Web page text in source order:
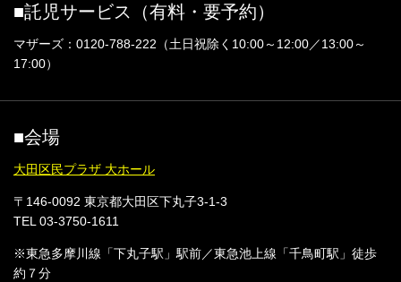
■託児サービス（有料・要予約）
マザーズ：0120-788-222（土日祝除く10:00～12:00／13:00～
17:00）
■会場
大田区民プラザ 大ホール
〒146-0092 東京都大田区下丸子3-1-3
TEL 03-3750-1611
※東急多摩川線「下丸子駅」駅前／東急池上線「千鳥町駅」徒歩
約７分